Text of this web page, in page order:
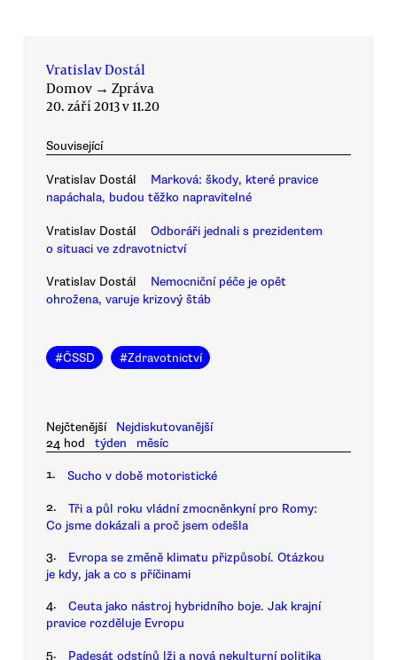
Vratislav Dostál
Domov → Zpráva
20. září 2013 v 11.20
Související
Vratislav Dostál
Marková: škody, které pravice
napáchala, budou těžko napravitelné
Vratislav Dostál
Odboráři jednali s prezidentem
o situaci ve zdravotnictví
Vratislav Dostál
Nemocniční péče je opět
ohrožena, varuje krizový štáb
#ČSSD #Zdravotnictví
Nejčtenější
Nejdiskutovanější
24 hod
týden měsíc
1. Sucho v době motoristické
2.
Tři a půl roku vládní zmocněnkyní pro Romy:
Co jsme dokázali a proč jsem odešla
3.
Evropa se změně klimatu přizpůsobí. Otázkou
je kdy, jak a co s příčinami
4.
Ceuta jako nástroj hybridního boje. Jak krajní
pravice rozděluje Evropu
5. Padesát odstínů lži a nová nekulturní politika